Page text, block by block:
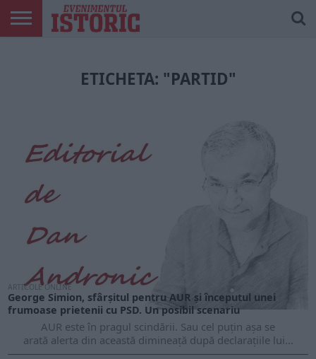
ETICHETA: "PARTID"
ARTICOLE ONLINE
George Simion, sfârșitul pentru AUR și începutul unei
frumoase prietenii cu PSD. Un posibil scenariu
AUR este în pragul scindării. Sau cel puțin așa se
arată alerta din această dimineață după declarațiile lui...